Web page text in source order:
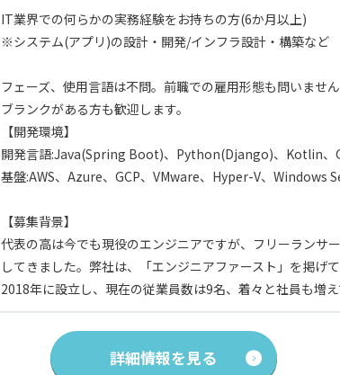
IT業界での何らかの実務経験をお持ちの方(6か月以上)
※システム(アプリ)の設計・開発/インフラ設計・構築など
フェーズ、使用言語は不問。前職での雇用形態も問いませ
ブランクがある方も歓迎します。
【開発環境】
開発言語:Java(Spring Boot)、Python(Django)、Kotlin
基盤:AWS、Azure、GCP、VMware、Hyper-V、
【募集背景】
代表の高は今でも現役のエンジニアですが、フリーランサ
してきました。弊社は、「エンジニアファースト」を掲げて
2018年に設立し、現在の従業員数は9名、着々と社員も増え
詳細情報を見る